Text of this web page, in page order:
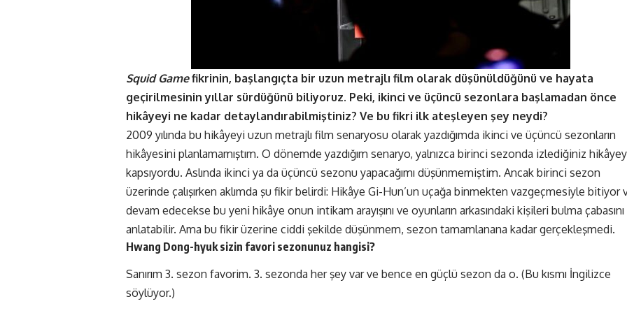
Squid Gamefikrinin, başlangıçta bir uzun metrajlı film olarak düşünüldüğünü ve hayata
geçirilmesinin yıllar sürdüğünü biliyoruz. Peki, ikinci ve üçüncü sezonlara başlamadan önce
hikâyeyi ne kadar detaylandırabilmiştiniz? Ve bu fikri ilk ateşleyen şey neydi?
2009 yılında bu hikâyeyi uzun metrajlı film senaryosu olarak yazdığımda ikinci ve üçüncü sezonların
hikâyesini planlamamıştım. O dönemde yazdığım senaryo, yalnızca birinci sezonda izlediğiniz
kapsıyordu. Aslında ikinci ya da üçüncü sezonu yapacağımı düşünmemiştim. Ancak birinci sezon
üzerinde çalışırken aklımda şu fikir belirdi: Hikâye Gi-Hun’un uçağa binmekten vazgeçmesiyle bitiyor
devam edecekse bu yeni hikâye onun intikam arayışını ve oyunların arkasındaki kişileri bulma çabasını
anlatabilir. Ama bu fikir üzerine ciddi şekilde düşünmem, sezon tamamlanana kadar gerçekleşmedi.
Hwang Dong-hyuk sizin favori sezonunuz hangisi?
Sanırım 3. sezon favorim. 3. sezonda her şey var ve bence en güçlü sezon da o. (Bu kısmı İngilizce
söylüyor.)